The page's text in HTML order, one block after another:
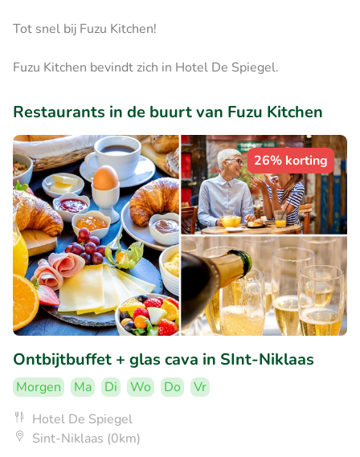
Tot snel bij Fuzu Kitchen!
Fuzu Kitchen bevindt zich in Hotel De Spiegel.
Restaurants in de buurt van Fuzu Kitchen
26% korting
Ontbijtbuffet + glas cava in SInt-Niklaas
Morgen Ma Di Wo Do
Vr
Hotel De Spiegel
Sint-Niklaas (0km)